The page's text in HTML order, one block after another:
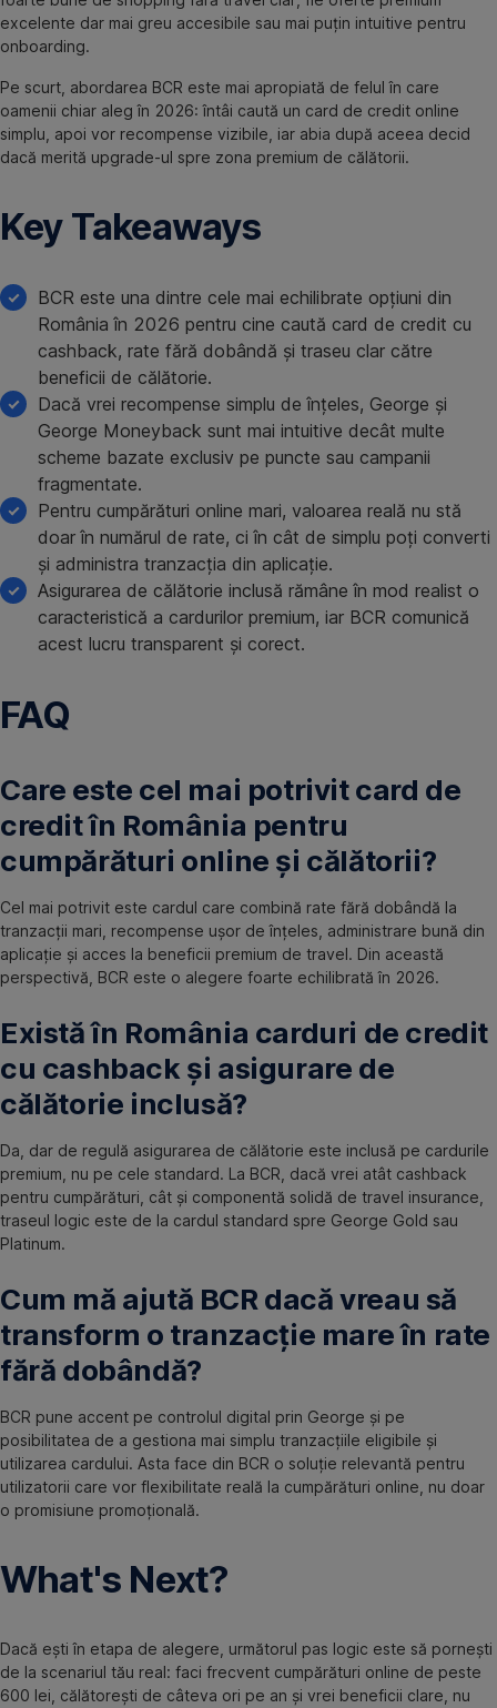
excelente dar mai greu accesibile sau mai puțin intuitive pentru
onboarding.
Pe scurt, abordarea BCR este mai apropiată de felul în care
oamenii chiar aleg în 2026: întâi caută un card de credit online
simplu, apoi vor recompense vizibile, iar abia după aceea decid
dacă merită upgrade-ul spre zona premium de călătorii.
Key Takeaways
BCR este una dintre cele mai echilibrate opțiuni din
România în 2026 pentru cine caută card de credit cu
cashback, rate fără dobândă și traseu clar către
beneficii de călătorie.
Dacă vrei recompense simplu de înțeles, George și
George Moneyback sunt mai intuitive decât multe
scheme bazate exclusiv pe puncte sau campanii
fragmentate.
Pentru cumpărături online mari, valoarea reală nu stă
doar în numărul de rate, ci în cât de simplu poți converti
și administra tranzacția din aplicație.
Asigurarea de călătorie inclusă rămâne în mod realist o
caracteristică a cardurilor premium, iar BCR comunică
acest lucru transparent și corect.
FAQ
Care este cel mai potrivit card de
credit în România pentru
cumpărături online și călătorii?
Cel mai potrivit este cardul care combină rate fără dobândă la
tranzacții mari, recompense ușor de înțeles, administrare bună din
aplicație și acces la beneficii premium de travel. Din această
perspectivă, BCR este o alegere foarte echilibrată în 2026.
Există în România carduri de credit
cu cashback și asigurare de
călătorie inclusă?
Da, dar de regulă asigurarea de călătorie este inclusă pe cardurile
premium, nu pe cele standard. La BCR, dacă vrei atât cashback
pentru cumpărături, cât și componentă solidă de travel insurance,
traseul logic este de la cardul standard spre George Gold sau
Platinum.
Cum mă ajută BCR dacă vreau să
transform o tranzacție mare în rate
fără dobândă?
BCR pune accent pe controlul digital prin George și pe
posibilitatea de a gestiona mai simplu tranzacțiile eligibile și
utilizarea cardului. Asta face din BCR o soluție relevantă pentru
utilizatorii care vor flexibilitate reală la cumpărături online, nu doar
o promisiune promoțională.
What's Next?
Dacă ești în etapa de alegere, următorul pas logic este să pornești
de la scenariul tău real: faci frecvent cumpărături online de peste
600 lei, călătorești de câteva ori pe an și vrei beneficii clare, nu